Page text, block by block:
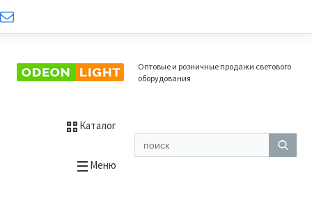
Оптовые и розничные продажи светового
оборудования
Каталог
Меню